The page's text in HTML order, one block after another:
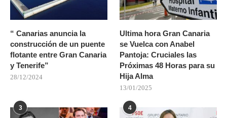
“ Canarias anuncia la
construcción de un puente
flotante entre Gran Canaria
y Tenerife”
28/12/2024
Ultima hora Gran Canaria
se Vuelca con Anabel
Pantoja: Cruciales las
Próximas 48 Horas para su
Hija Alma
13/01/2025
3 4